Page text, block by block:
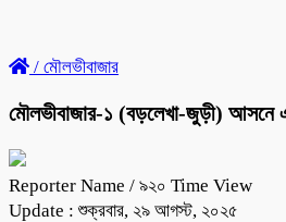
/ মৌলভীবাজার
মৌলভীবাজার-১ (বড়লেখা-জুড়ী) আসনে
Reporter Name / ৯২০ Time View
Update : শুক্রবার, ২৯ আগস্ট, ২০২৫